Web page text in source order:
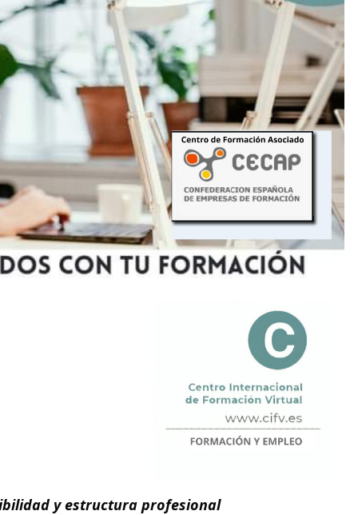
y estructura profesional